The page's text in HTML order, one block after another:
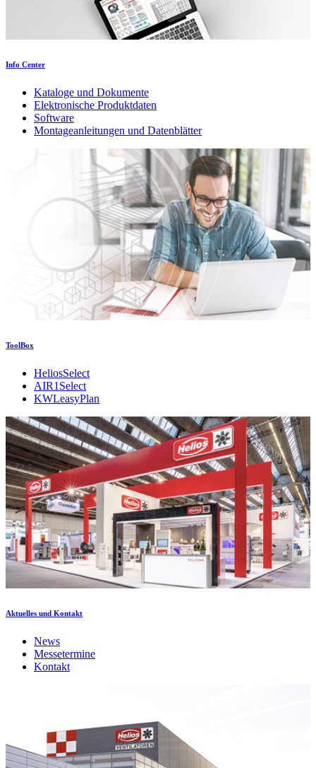
Info Center
Kataloge und Dokumente
Elektronische Produktdaten
Software
Montageanleitungen und Datenblätter
ToolBox
HeliosSelect
AIR1Select
KWLeasyPlan
Aktuelles und Kontakt
News
Messetermine
Kontakt